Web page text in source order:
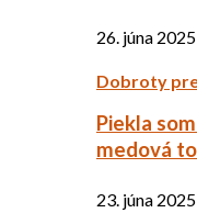
26. júna 2025
Dobroty
Piekla
medová
23. júna 2025